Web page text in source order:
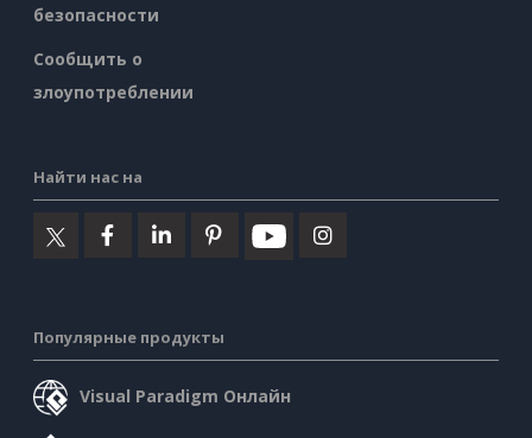
безопасности
Сообщить о
злоупотреблении
Найти нас на
Популярные продукты
Visual Paradigm Онлайн